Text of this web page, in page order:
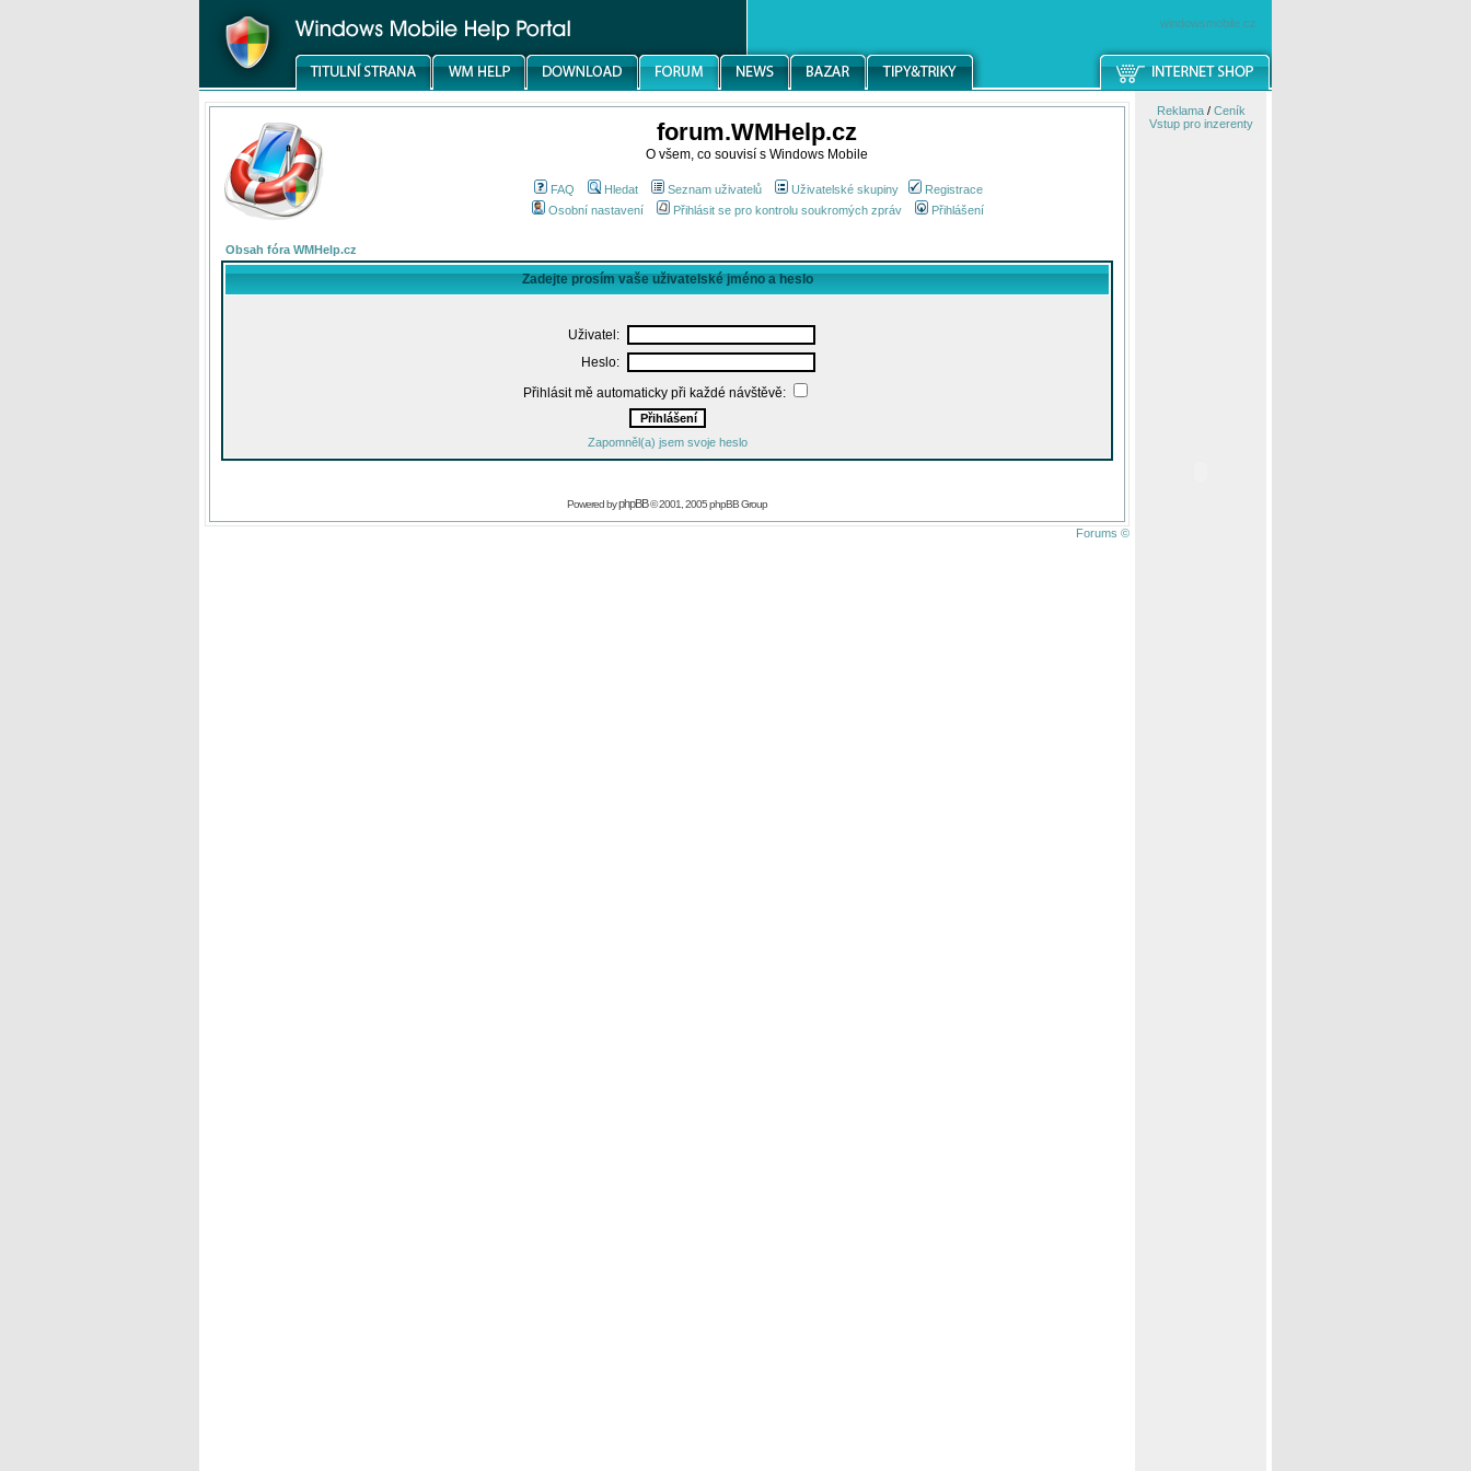
windowsmobile.cz
forum.WMHelp.cz
O všem, co souvisí s Windows Mobile
FAQ Hledat Seznam uživatelů Uživatelské skupiny
Registrace
Osobní nastavení
Přihlásit se pro kontrolu soukromých zpráv Přihlášení
Obsah fóra WMHelp.cz
Zadejte prosím vaše uživatelské jméno a heslo
Uživatel:
Heslo:
Přihlásit mě automaticky při každé návštěvě:
Zapomněl(a) jsem svoje heslo
Powered byphpBB© 2001, 2005 phpBB Group
Forums ©
Reklama/ Ceník
Vstup pro inzerenty